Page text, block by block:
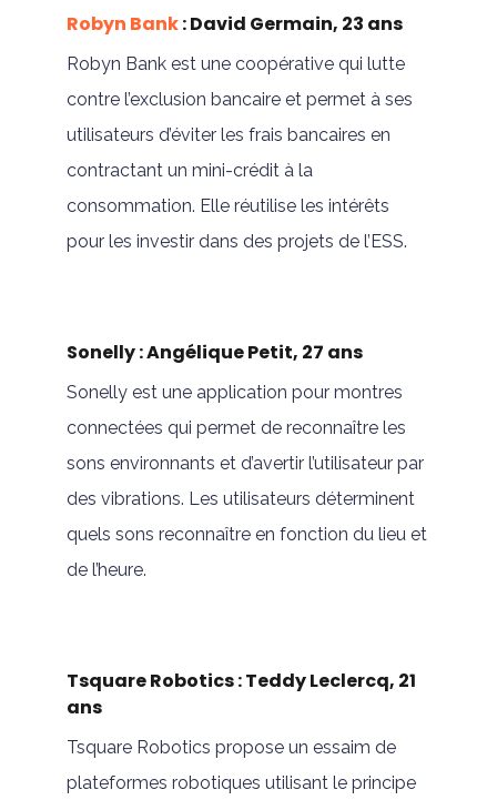
Robyn Bank: David Germain, 23 ans
Robyn Bank est une coopérative qui lutte
contre l’exclusion bancaire et permet à ses
utilisateurs d’éviter les frais bancaires en
contractant un mini-crédit à la
consommation. Elle réutilise les intérêts
pour les investir dans des projets de l’ESS.
Sonelly : Angélique Petit, 27 ans
Sonelly est une application pour montres
connectées qui permet de reconnaître les
sons environnants et d’avertir l’utilisateur par
des vibrations. Les utilisateurs déterminent
quels sons reconnaître en fonction du lieu et
de l’heure.
Tsquare Robotics : Teddy Leclercq, 21
ans
Tsquare Robotics propose un essaim de
plateformes robotiques utilisant le principe